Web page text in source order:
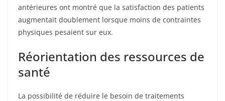
antérieures ont montré que la satisfaction des patients
augmentait doublement lorsque moins de contraintes
physiques pesaient sur eux.
Réorientation des ressources de
santé
La possibilité de réduire le besoin de traitements